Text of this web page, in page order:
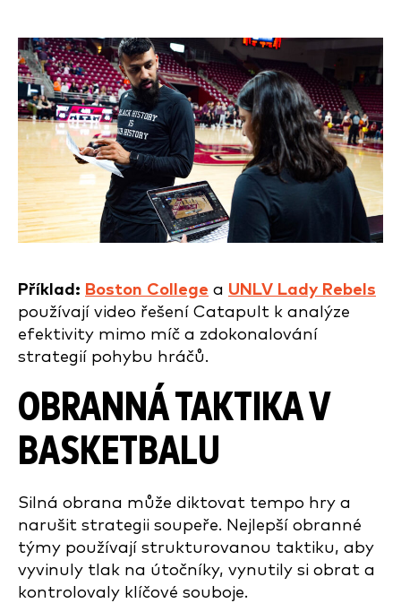
Příklad: Boston College a UNLV Lady Rebels
používají video řešení Catapult k analýze
efektivity mimo míč a zdokonalování
strategií pohybu hráčů.
OBRANNÁ TAKTIKA V
BASKETBALU
Silná obrana může diktovat tempo hry a
narušit strategii soupeře. Nejlepší obranné
týmy používají strukturovanou taktiku, aby
vyvinuly tlak na útočníky, vynutily si obrat a
kontrolovaly klíčové souboje.